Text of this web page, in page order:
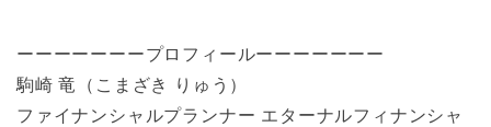
ーーーーーーープロフィールーーーーーーー
駒崎 竜（こまざき りゅう）
ファイナンシャルプランナー エターナルフィナンシャ